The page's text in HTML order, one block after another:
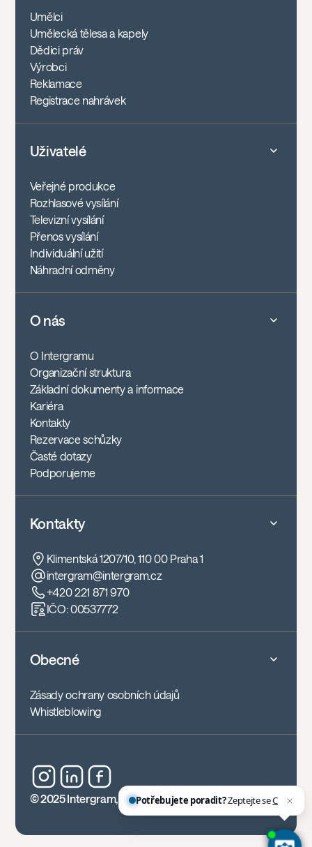
Umělci
Umělecká tělesa a kapely
Dědici práv
Výrobci
Reklamace
Registrace nahrávek
Uživatelé
Veřejné produkce
Rozhlasové vysílání
Televizní vysílání
Přenos vysílání
Individuální užití
Náhradní odměny
O nás
O Intergramu
Organizační struktura
Základní dokumenty a informace
Kariéra
Kontakty
Rezervace schůzky
Časté dotazy
Podporujeme
Kontakty
Klimentská 1207/10, 110 00 Praha 1
intergram@intergram.cz
+420 221 871 970
IČO: 00537772
Obecné
Zásady ochrany osobních údajů
Whistleblowing
© 2025 Intergram, z.s.
Potřebujete poradit?Zeptejte seChettyho,
naše